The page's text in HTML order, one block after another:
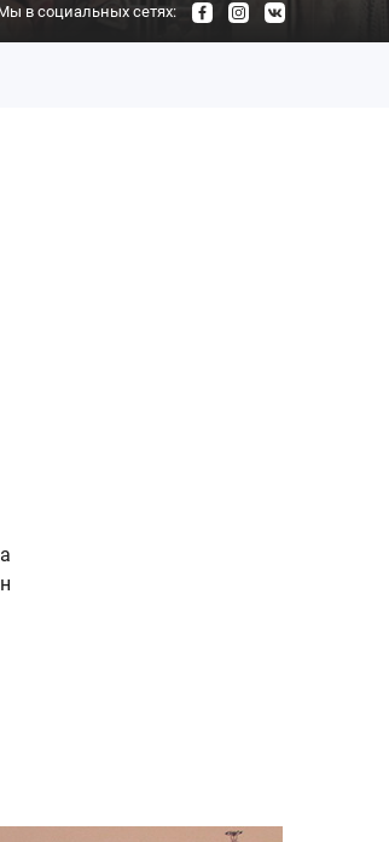
в социальных сетях: